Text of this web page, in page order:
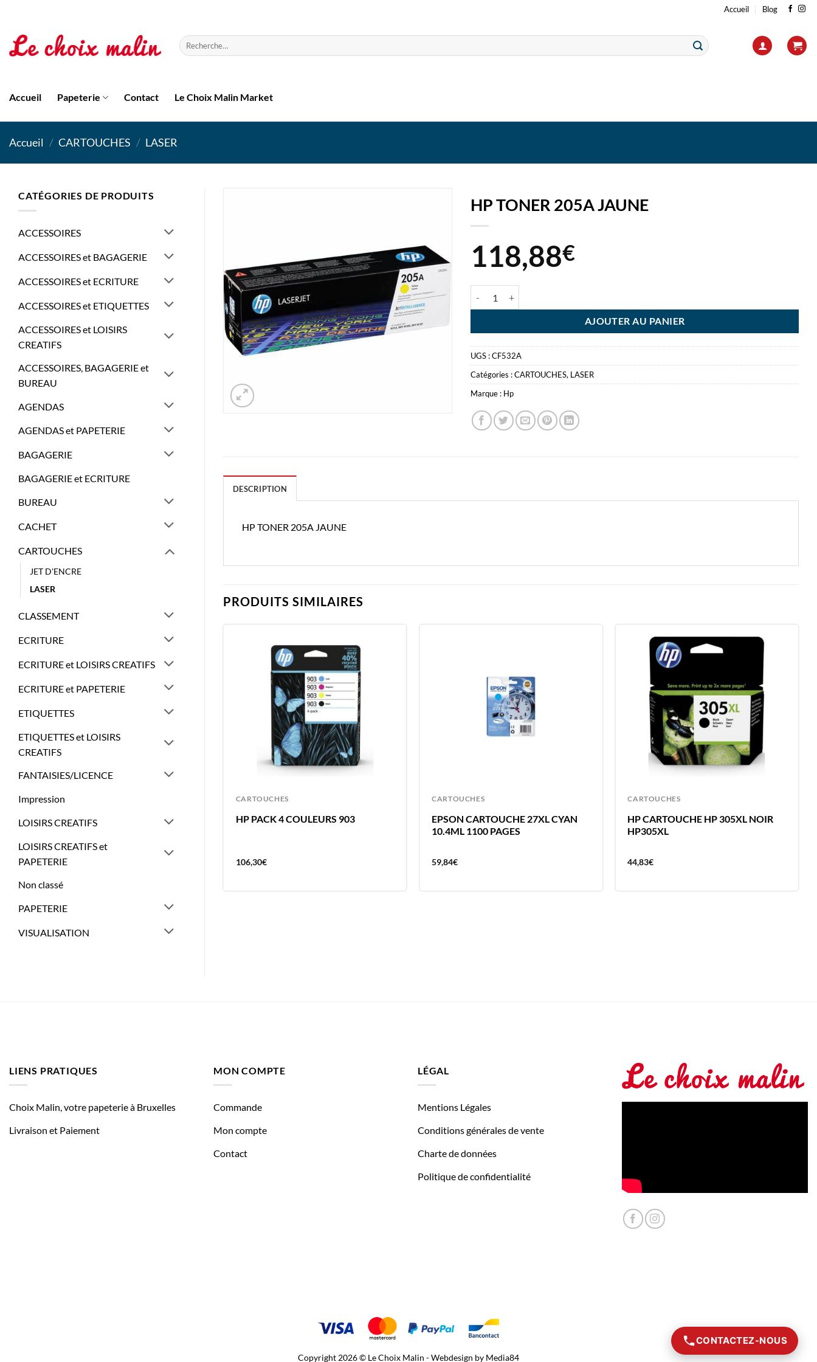
contenu
Accueil Blog
Recherche
pour :
Accueil Papeterie Contact Le Choix Malin Market
Accueil / CARTOUCHES / LASER
CATÉGORIES DE PRODUITS
ACCESSOIRES
ACCESSOIRES et BAGAGERIE
ACCESSOIRES et ECRITURE
ACCESSOIRES et ETIQUETTES
ACCESSOIRES et LOISIRS
CREATIFS
ACCESSOIRES, BAGAGERIE et
BUREAU
AGENDAS
AGENDAS et PAPETERIE
BAGAGERIE
BAGAGERIE et ECRITURE
BUREAU
CACHET
CARTOUCHES
JET D'ENCRE
LASER
CLASSEMENT
ECRITURE
ECRITURE et LOISIRS CREATIFS
ECRITURE et PAPETERIE
ETIQUETTES
ETIQUETTES et LOISIRS
CREATIFS
FANTAISIES/LICENCE
Impression
LOISIRS CREATIFS
LOISIRS CREATIFS et
PAPETERIE
Non classé
PAPETERIE
VISUALISATION
HP TONER 205A JAUNE
118,88€
AJOUTER AU PANIER
UGS :CF532A
Catégories :CARTOUCHES, LASER
Marque : Hp
DESCRIPTION
HP TONER 205A JAUNE
PRODUITS SIMILAIRES
CARTOUCHES
HP PACK 4 COULEURS 903
106,30€
CARTOUCHES
EPSON CARTOUCHE 27XL CYAN
10.4ML 1100 PAGES
59,84€
CARTOUCHES
HP CARTOUCHE HP 305XL NOIR
HP305XL
44,83€
CARTOUCHES
HP CARTOUCHE HP912XL CYAN
39,17€
LIENS PRATIQUES
Choix Malin, votre papeterie à Bruxelles
Livraison et Paiement
MON COMPTE
Commande
Mon compte
Contact
LÉGAL
Mentions Légales
Conditions générales de vente
Charte de données
Politique de confidentialité
Copyright 2026 © Le Choix Malin - Webdesign by Media84
CONTACTEZ-NOUS